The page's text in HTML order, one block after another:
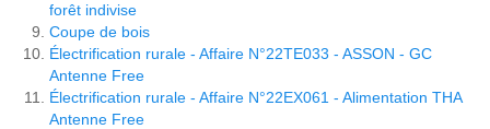
forêt indivise
Coupe de bois
Électrification rurale - Affaire N°22TE033 - ASSON - GC
Antenne Free
Électrification rurale - Affaire N°22EX061 - Alimentation THA
Antenne Free